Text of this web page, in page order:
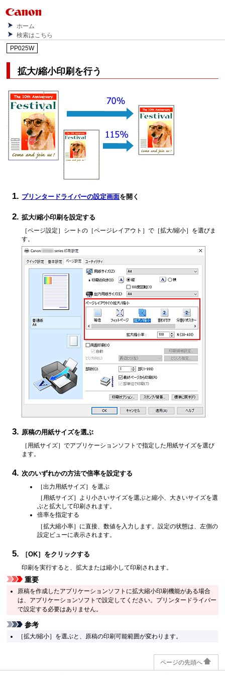
ホーム
検索はこちら
PP025W
拡大/縮小印刷を行う
プリンタードライバーの設定画面を開く
拡大/縮小印刷を設定する
［ページ設定］ シートの ［ページレイアウト］で ［拡大/縮小］ を選びま
す。
原稿の用紙サイズを選ぶ
［用紙サイズ］でアプリケーションソフトで指定した用紙サイズを選び
ます。
次のいずれかの方法で倍率を設定する
［出力用紙サイズ］
を選ぶ
［用紙サイズ］
より小さいサイズを選ぶと縮小、大きいサイズを選
ぶと拡大して印刷されます。
倍率を指定する
［拡大縮小率］
に直接、数値を入力します。 設定の状態は、左側の
設定ビューに表示されます。
［OK］ をクリックする
印刷を実行すると、拡大または縮小して印刷されます。
重要
原稿を作成したアプリケーションソフトに拡大縮小印刷機能がある場合
は、アプリケーションソフトで設定してください。 プリンタードライバー
で設定する必要はありません。
参考
［拡大/縮小］ を選ぶと、原稿の印刷可能範囲が変わります。
ページの先頭へ